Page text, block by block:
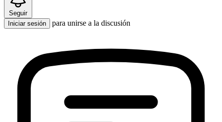
Seguir
Iniciar sesión
para unirse a la discusión